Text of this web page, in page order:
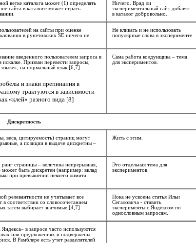
ветке каталога может (1) определять
сайта в каталоге может играть
Ничего. Вряд ли
экспериментальный сайт добавят
в каталог добровольно.
на сайты при оценке
в рунетовских SE ничего не
Не кликать и не использовать
популярные слова в эксперименте
введенного пользователем запроса в
Призван перевести запросы,
языке», на нормальный язык [6,7]
и знаки препинания в
трактуются в зависимости
«клей» разного вида [8]
Сама работа колдунщика – тема
для экспериментов.
Дискретность
веса, цитируемость) страниц могут
а позиции в выдаче дискретны –
Жить с этим.
страницы – величина непрерывная,
может быть дискретен (например: вклад
при превышении некоего лимита
Это отдельная тема для
экспериментов.
релевантности не учитывает все
соответствии со словосочетанием
затем выбирает значимые [4,7]
Пока не усвоена статья Ильи
Сегаловича - ставить
эксперименты с Яндексом по
однословным запросам.
в запросе часто используются
или предложениях и подвержены
В Рамблере есть учет разделителей